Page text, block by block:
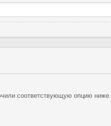
соответствующую опцию ниже.